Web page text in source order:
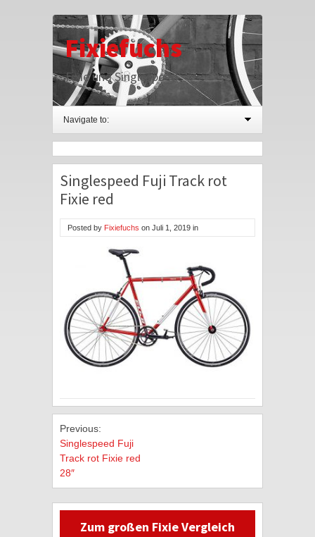
Fixiefuchs
Fixie und Singlespeed
Navigate to:
Singlespeed Fuji Track rot
Fixie red
Posted by Fixiefuchs on Juli 1, 2019 in
Previous:
Singlespeed Fuji
Track rot Fixie red
28″
Zum großen Fixie Vergleich